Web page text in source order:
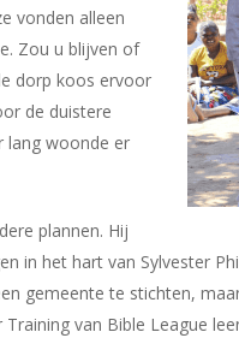
vonden alleen
Zou u blijven of
dorp koos ervoor
de duistere
lang woonde er
plannen. Hij
in het hart van Sylvester
gemeente te stichten,
van Bible League